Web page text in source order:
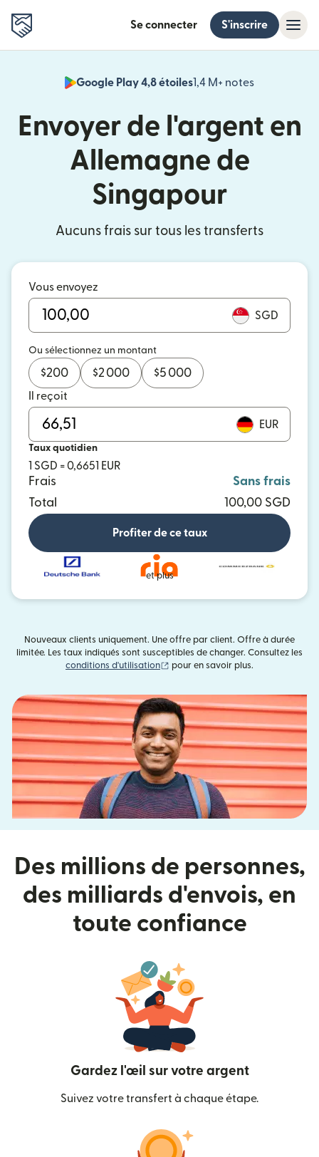
Se connecter S'inscrire
Google Play 4,8 étoiles1,4 M+ notes
Envoyer de l'argent en
Allemagne de
Singapour
Aucuns frais sur tous les transferts
Vous envoyez
SGD
Ou sélectionnez un montant
$200 $2 000 $5 000
Il reçoit
EUR
Taux quotidien
1 SGD = 0,6651 EUR
Frais
Sans frais
Total
100,00 SGD
Profiter de ce taux
et plus
Nouveaux clients uniquement. Une offre par client. Offre à durée
limitée. Les taux indiqués sont susceptibles de changer. Consultez les
conditions d'utilisation
(s'ouvre dans une nouvelle fenêtre)
pour en savoir plus.
Des millions de personnes,
des milliards d'envois, en
toute confiance
Gardez l'œil sur votre argent
Suivez votre transfert à chaque étape.